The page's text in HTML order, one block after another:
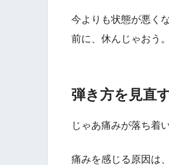
今よりも状態が悪く
前に、休んじゃおう。
弾き方を見直
じゃあ痛みが落ち着
痛みを感じる原因は